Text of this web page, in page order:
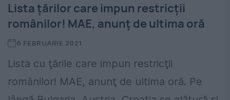
Lista țărilor care impun restricţii
românilor! MAE, anunţ de ultima oră
6 FEBRUARIE 2021
Lista cu ţările care impun restricţii
românilor! MAE, anunţ de ultima oră. Pe